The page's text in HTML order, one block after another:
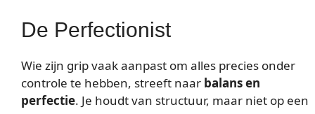
De Perfectionist
Wie zijn grip vaak aanpast om alles precies onder
controle te hebben, streeft naar balans en
perfectie. Je houdt van structuur, maar niet op een